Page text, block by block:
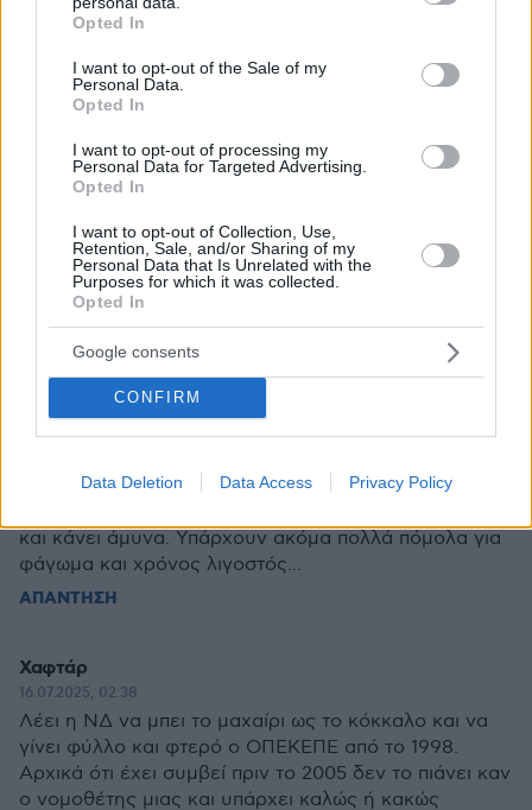
grant or deny consent to Google and its third-party tags to
use your data for below specified purposes in below Google
consent section.
Opted In
I want to opt-out of the Sale of my
Personal Data.
Opted In
I want to opt-out of processing my
Personal Data for Targeted Advertising.
Opted In
I want to opt-out of Collection, Use,
Retention, Sale, and/or Sharing of my
Personal Data that Is Unrelated with the
Purposes for which it was collected.
Opted In
Google consents
CONFIRM
Data Deletion Data Access Privacy Policy
Λακης
16.07.2025, 06:38
Πολύ "μάγκας" στο πώς γράφεις ένα σχόλιο.Δεν
φαίνεσαι καθόλου ότι είσαι βαλτός και από
ποιους.....
ΑΠΑΝΤΗΣΗ
Σπύρος
16.07.2025, 02:53
Βράχος ο Μάκης! Όσο ήταν στην θέση του, όλα
πήγαιναν ρολόι. Τώρα έπιασε το μοιρολόι... Δεν
φταίω, δεν ήμουν εγώ, δεν είναι αυτό που νομίζετε
και άλλα παρόμοια σουξέ στο Top 10 Chart των
απανταχού ενόχων! Μάκη, ικανό σε έχω να δηλώσεις
πολιτικού στον πλανήτη! Για σύνελθε. Σύντομα όλα
και κάνει άμυνα. Υπάρχουν ακόμα πολλά πόμολα για
φάγωμα και χρόνος λιγοστός...
ΑΠΑΝΤΗΣΗ
Χαφτάρ
16.07.2025, 02:38
Λέει η ΝΔ να μπει το μαχαίρι ως το κόκκαλο και να
γίνει φύλλο και φτερό ο ΟΠΕΚΕΠΕ από το 1998.
Αρχικά ότι έχει συμβεί πριν το 2005 δεν το πιάνει καν
ο νομοθέτης μιας και υπάρχει καλώς ή κακώς